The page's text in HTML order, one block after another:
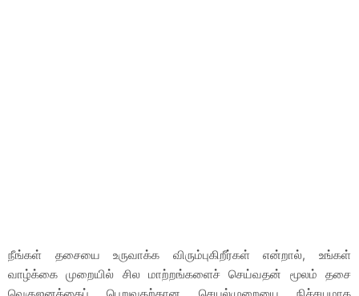
நீங்கள் தசையை உருவாக்க விரும்புகிறீர்கள் என்றால், உங்கள்
வாழ்க்கை முறையில் சில மாற்றங்களைச் செய்வதன் மூலம் தசை